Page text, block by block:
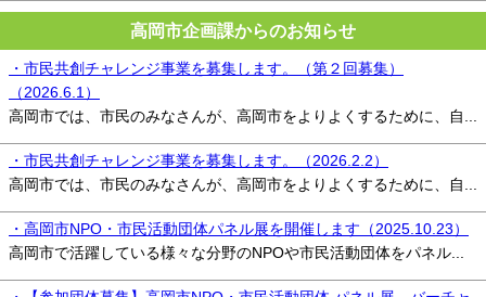
高岡市企画課からのお知らせ
・市民共創チャレンジ事業を募集します。（第２回募集）
（2026.6.1 ）
高岡市では、市民のみなさんが、高岡市をよりよくするために、自...
・市民共創チャレンジ事業を募集します。（2026.2.2）
高岡市では、市民のみなさんが、高岡市をよりよくするために、自...
・高岡市NPO・市民活動団体パネル展を開催します（2025.10.23）
高岡市で活躍している様々な分野のNPOや市民活動団体をパネル...